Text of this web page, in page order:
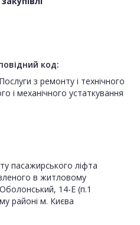
код:
з ремонту і технічного
і механічного устаткування
пасажирського ліфта
в житловому
14-Е (п.1
районі м. Києва